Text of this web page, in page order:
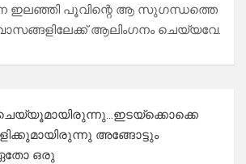
ഇലഞ്ഞി പൂവിന്റെ ആ സുഗന്ധത്തെ
ആലിംഗനം ചെയ്യവേ.
ചെയ്യൂമായിരുന്നു…ഇടയ്ക്കൊക്കെ
അങ്ങോട്ടും
ഒരു